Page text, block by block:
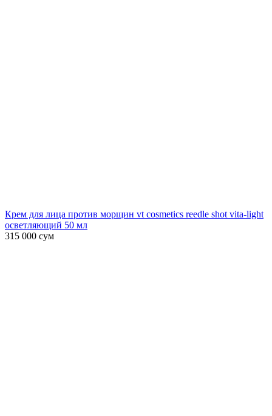
Крем для лица против морщин vt cosmetics reedle shot vita-light
осветляющий 50 мл
315 000 сум